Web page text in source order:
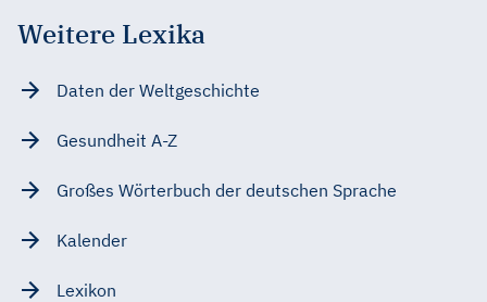
Weitere Lexika
Daten der Weltgeschichte
Gesundheit A-Z
Großes Wörterbuch der deutschen Sprache
Kalender
Lexikon